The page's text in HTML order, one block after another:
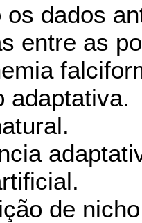
os dados
entre as
adaptativa.
de